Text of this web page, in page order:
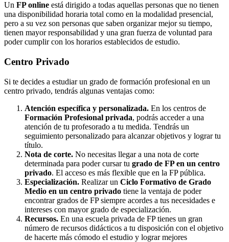
Un FP online está dirigido a todas aquellas personas que no tienen
una disponibilidad horaria total como en la modalidad presencial,
pero a su vez son personas que saben organizar mejor su tiempo,
tienen mayor responsabilidad y una gran fuerza de voluntad para
poder cumplir con los horarios establecidos de estudio.
Centro Privado
Si te decides a estudiar un grado de formación profesional en un
centro privado, tendrás algunas ventajas como:
Atención específica y personalizada. En los centros de
Formación Profesional privada, podrás acceder a una
atención de tu profesorado a tu medida. Tendrás un
seguimiento personalizado para alcanzar objetivos y lograr tu
título.
Nota de corte. No necesitas llegar a una nota de corte
determinada para poder cursar tu grado de FP en un centro
privado. El acceso es más flexible que en la FP pública.
Especialización. Realizar un Ciclo Formativo de Grado
Medio en un centro privado tiene la ventaja de poder
encontrar grados de FP siempre acordes a tus necesidades e
intereses con mayor grado de especialización.
Recursos. En una escuela privada de FP tienes un gran
número de recursos didácticos a tu disposición con el objetivo
de hacerte más cómodo el estudio y lograr mejores